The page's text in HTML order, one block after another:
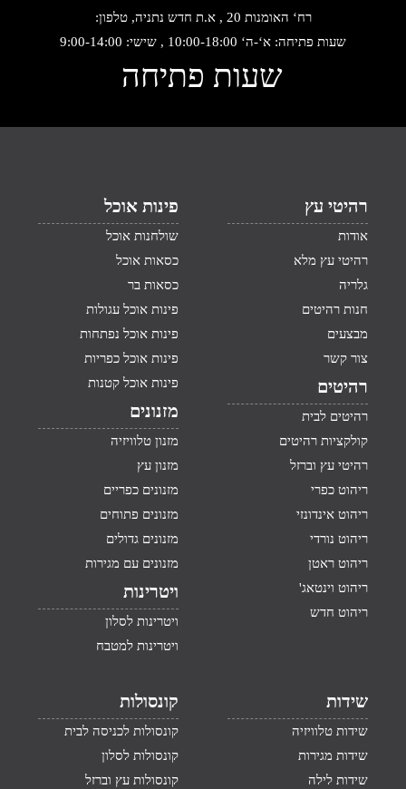
רח‘ האומנות 20 , א.ת חדש נתניה, טלפון:
שעות פתיחה: א‘-ה‘ 10:00-18:00 , שישי: 9:00-14:00
שעות פתיחה
רהיטי עץ
אודות
רהיטי עץ מלא
גלריה
חנות רהיטים
מבצעים
צור קשר
רהיטים
רהיטים לבית
קולקציות רהיטים
רהיטי עץ וברזל
ריהוט כפרי
ריהוט אינדונזי
ריהוט נורדי
ריהוט ראטן
ריהוט וינטאג'
ריהוט חדש
פינות אוכל
שולחנות אוכל
כסאות אוכל
כסאות בר
פינות אוכל עגולות
פינות אוכל נפתחות
פינות אוכל כפריות
פינות אוכל קטנות
מזנונים
מזנון טלוויזיה
מזנון עץ
מזנונים כפריים
מזנונים פתוחים
מזנונים גדולים
מזנונים עם מגירות
ויטרינות
ויטרינות לסלון
ויטרינות למטבח
שידות
שידות טלוויזיה
שידות מגירות
שידות לילה
קונסולות
קונסולות לכניסה לבית
קונסולות לסלון
קונסולות עץ וברזל